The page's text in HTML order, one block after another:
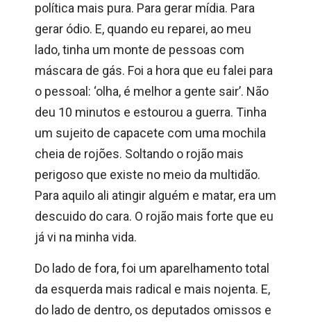
política mais pura. Para gerar mídia. Para
gerar ódio. E, quando eu reparei, ao meu
lado, tinha um monte de pessoas com
máscara de gás. Foi a hora que eu falei para
o pessoal: ‘olha, é melhor a gente sair’. Não
deu 10 minutos e estourou a guerra. Tinha
um sujeito de capacete com uma mochila
cheia de rojões. Soltando o rojão mais
perigoso que existe no meio da multidão.
Para aquilo ali atingir alguém e matar, era um
descuido do cara. O rojão mais forte que eu
já vi na minha vida.
Do lado de fora, foi um aparelhamento total
da esquerda mais radical e mais nojenta. E,
do lado de dentro, os deputados omissos e